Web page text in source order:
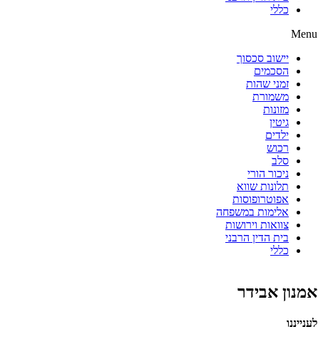
כללי
Menu
יישוב סכסוך
הסכמים
זמני שהות
משמורת
מזונות
גיטין
ילדים
רכוש
סלב
ניכור הורי
תלונות שווא
אפוטרופוסות
אלימות במשפחה
צוואות וירושות
בית הדין הרבני
כללי
אמנון אבידר
לענייננו